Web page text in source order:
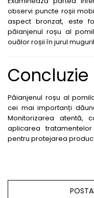
Tratament semințe
Semințe
Erbicide
Insecticide
Biostimulatori
Fertilizanți foliari
Dezinfectant sol
Regulatori de creștere
FLORI ORNAMENTALE
Biostimulatori
Biostimulatori
Fertilizanți foliari
Adjuvanți
Tratament semințe
Fungicide
Insecticide
Biostimulatori
Fertilizanți foliari
MENTĂ
Insecticide
observi puncte roșii
aspect bronzat, este
păianjenul roșu al
ouălor roșii în jurul
Concluzie
Păianjenul roșu al
cei mai importanți
Monitorizarea atentă,
aplicarea
pentru protejarea